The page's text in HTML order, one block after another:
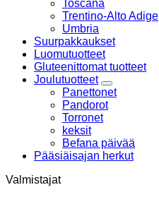
Toscana
Trentino-Alto Adige
Umbria
Suurpakkaukset
Luomutuotteet
Gluteenittomat tuotteet
Joulutuotteet
Panettonet
Pandorot
Torronet
keksit
Befana päivää
Pääsiäisajan herkut
Valmistajat